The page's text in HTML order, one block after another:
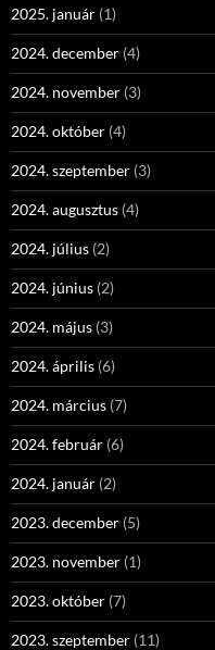
2025. január (1)
2024. december (4)
2024. november (3)
2024. október (4)
2024. szeptember (3)
2024. augusztus (4)
2024. július (2)
2024. június (2)
2024. május (3)
2024. április (6)
2024. március (7)
2024. február (6)
2024. január (2)
2023. december (5)
2023. november (1)
2023. október (7)
2023. szeptember (11)